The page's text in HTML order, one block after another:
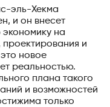
эль-Хекма
и он внесет
экономику на
и
это новое
реальностью.
плана такого
и возможностей
только